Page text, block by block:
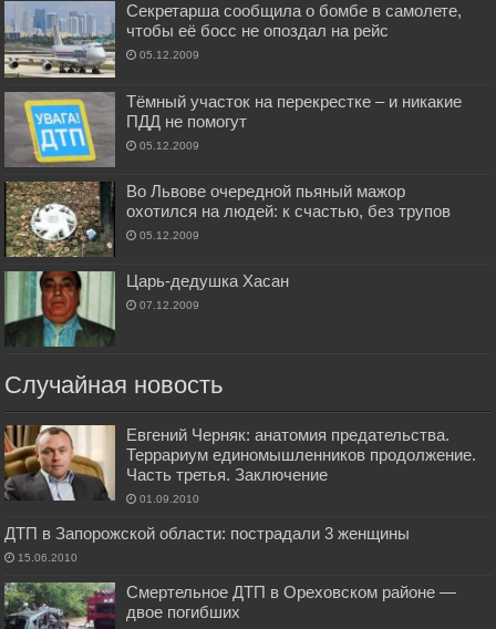
Секретарша сообщила о бомбе в самолете,
чтобы её босс не опоздал на рейс
05.12.2009
Тёмный участок на перекрестке – и никакие
ПДД не помогут
05.12.2009
Во Львове очередной пьяный мажор
охотился на людей: к счастью, без трупов
05.12.2009
Царь-дедушка Хасан
07.12.2009
Случайная новость
Евгений Черняк: анатомия предательства.
Террариум единомышленников продолжение.
Часть третья. Заключение
01.09.2010
ДТП в Запорожской области: пострадали 3 женщины
15.06.2010
Смертельное ДТП в Ореховском районе —
двое погибших